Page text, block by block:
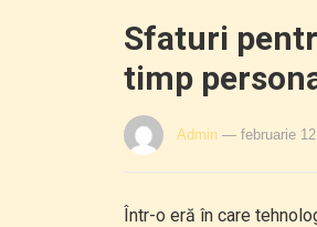
Sfaturi
timp
Admin — februarie
Într-o eră în care